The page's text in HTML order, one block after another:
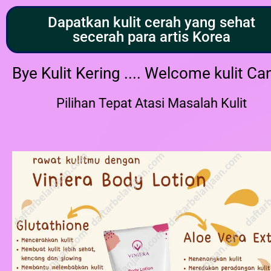
Dapatkan kulit cerah yang sehat
secerah para artis Korea
Bye Kulit Kering .... Welcome kulit
Pilihan Tepat Atasi Masalah Kulit